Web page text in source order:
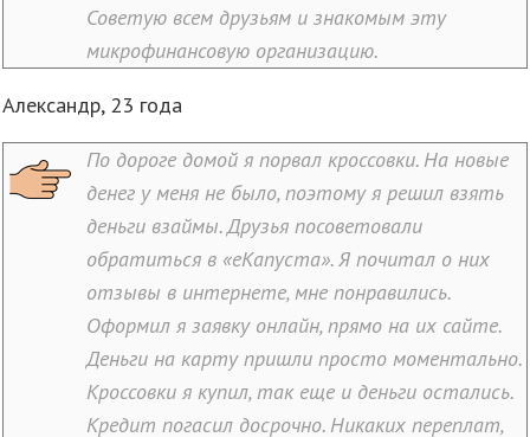
Советую всем друзьям и знакомым эту
микрофинансовую организацию.
Александр, 23 года
По дороге домой я порвал кроссовки. На новые
денег у меня не было, поэтому я решил взять
деньги взаймы. Друзья посоветовали
обратиться в «еКапуста». Я почитал о них
отзывы в интернете, мне понравились.
Оформил я заявку онлайн, прямо на их сайте.
Деньги на карту пришли просто моментально.
Кроссовки я купил, так еще и деньги остались.
Кредит погасил досрочно. Никаких переплат,